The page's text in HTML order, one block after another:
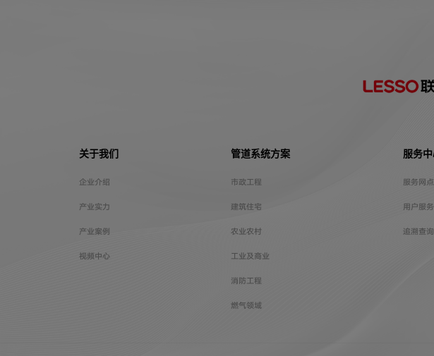
关于我们
企业介绍
产业实力
产业案例
视频中心
管道系统方案
市政工程
建筑住宅
农业农村
工业及商业
消防工程
燃气领域
服务
服务网点
用户服务
追溯查询